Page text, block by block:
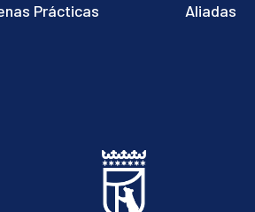
Prácticas
Aliadas